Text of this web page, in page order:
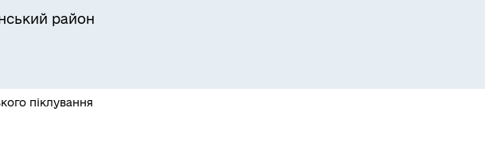
район
піклування